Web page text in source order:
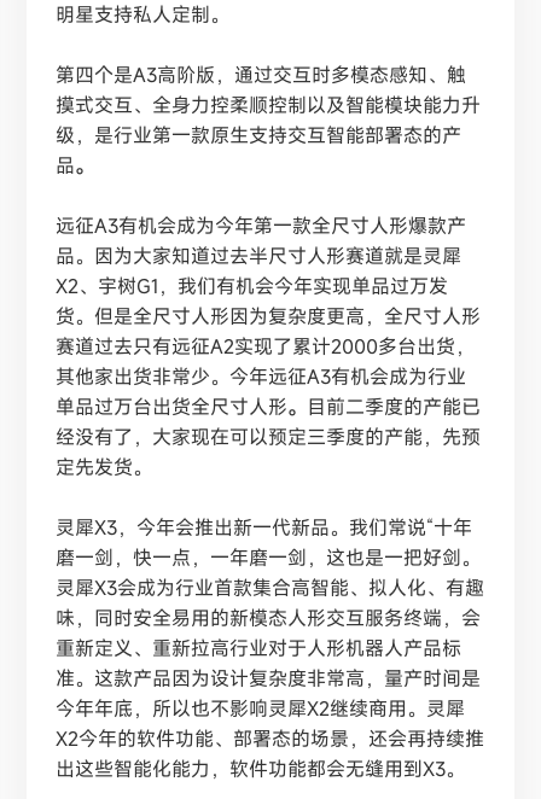
明星支持私人定制。
第四个是A3高阶版，通过交互时多模态感知、触
摸式交互、全身力控柔顺控制以及智能模块能力升
级，是行业第一款原生支持交互智能部署态的产
品。
远征A3有机会成为今年第一款全尺寸人形爆款产
品。因为大家知道过去半尺寸人形赛道就是灵犀
X2、宇树G1，我们有机会今年实现单品过万发
货。但是全尺寸人形因为复杂度更高，全尺寸人形
赛道过去只有远征A2实现了累计2000多台出货，
其他家出货非常少。今年远征A3有机会成为行业
单品过万台出货全尺寸人形。 目前二季度的产能已
经没有了，大家现在可以预定三季度的产能，先预
定先发货。
灵犀X3，今年会推出新一代新品。我们常说“十年
磨一剑，快一点，一年磨一剑，这也是一把好剑。
灵犀X3会成为行业首款集合高智能、拟人化、有趣
味，同时安全易用的新模态人形交互服务终端，会
重新定义、重新拉高行业对于人形机器人产品标
准。这款产品因为设计复杂度非常高，量产时间是
今年年底，所以也不影响灵犀X2继续商用。灵犀
X2今年的软件功能、部署态的场景，还会再持续推
出这些智能化能力，软件功能都会无缝用到X3。